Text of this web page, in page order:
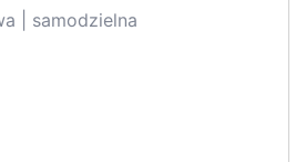
| samodzielna